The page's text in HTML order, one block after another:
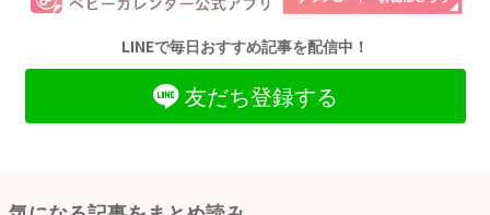
LINEで毎日おすすめ記事を配信中！
友だち登録する